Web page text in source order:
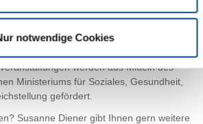
notwendige Cookies
entwickelt, der sich monatlich trifft und mit
intensiv weiter daran arbeitet,
umzusetzen.
werden aus Mitteln des
Ministeriums für Soziales, Gesundheit,
gefördert.
Susanne Diener gibt Ihnen gern weitere